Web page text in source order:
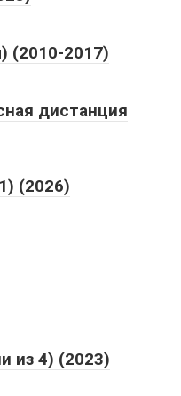
(2010-2017)
дистанция
(2026)
из 4) (2023)